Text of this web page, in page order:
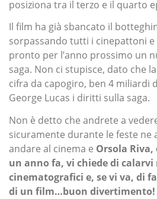
posiziona tra il terzo e il quarto
Il film ha già sbancato il
sorpassando tutti i cinepattoni e
pronto per l’anno prossimo un
saga. Non ci stupisce, dato che
cifra da capogiro, ben 4 miliardi
George Lucas i diritti sulla saga.
Non è detto che andrete a
sicuramente durante le feste
andare al cinema e Orsola
un anno fa, vi chiede di
cinematografici e, se vi va, di
di un film…buon divertimento!